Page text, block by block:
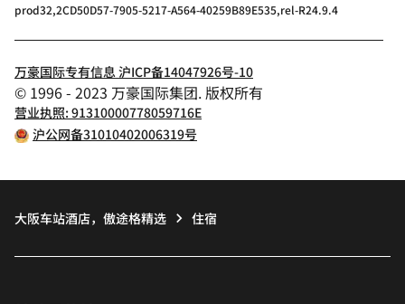
prod32,2CD50D57-7905-5217-A564-40259B89E535,rel-R24.9.4
万豪国际专有信息 沪ICP备14047926号-10
© 1996 - 2023 万豪国际集团. 版权所有
营业执照: 91310000778059716E
沪公网备31010402006319号
大阪车站酒店，傲途格精选 住宿